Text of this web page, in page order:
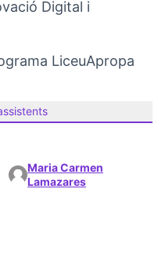
Digital i
LiceuApropa
Maria Carmen
Lamazares